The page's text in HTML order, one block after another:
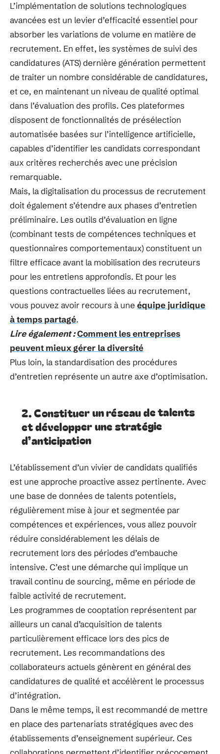
L’implémentation de solutions technologiques
avancées est un levier d’efficacité essentiel pour
absorber les variations de volume en matière de
recrutement. En effet, les systèmes de suivi des
candidatures (ATS) dernière génération permettent
de traiter un nombre considérable de candidatures,
et ce, en maintenant un niveau de qualité optimal
dans l’évaluation des profils. Ces plateformes
disposent de fonctionnalités de présélection
automatisée basées sur l’intelligence artificielle,
capables d’identifier les candidats correspondant
aux critères recherchés avec une précision
remarquable.
Mais, la digitalisation du processus de recrutement
doit également s’étendre aux phases d’entretien
préliminaire. Les outils d’évaluation en ligne
(combinant tests de compétences techniques et
questionnaires comportementaux) constituent un
filtre efficace avant la mobilisation des recruteurs
pour les entretiens approfondis. Et pour les
questions contractuelles liées au recrutement,
vous pouvez avoir recours à une équipe juridique
à temps partagé.
Lire également :Comment les entreprises
peuvent mieux gérer la diversité
Plus loin, la standardisation des procédures
d’entretien représente un autre axe d’optimisation.
2. Constituer un réseau de talents
et développer une stratégie
d’anticipation
L’établissement d’un vivier de candidats qualifiés
est une approche proactive assez pertinente. Avec
une base de données de talents potentiels,
régulièrement mise à jour et segmentée par
compétences et expériences, vous allez pouvoir
réduire considérablement les délais de
recrutement lors des périodes d’embauche
intensive. C’est une démarche qui implique un
travail continu de sourcing, même en période de
faible activité de recrutement.
Les programmes de cooptation représentent par
ailleurs un canal d’acquisition de talents
particulièrement efficace lors des pics de
recrutement. Les recommandations des
collaborateurs actuels génèrent en général des
candidatures de qualité et accélèrent le processus
d’intégration.
Dans le même temps, il est recommandé de mettre
en place des partenariats stratégiques avec des
établissements d’enseignement supérieur. Ces